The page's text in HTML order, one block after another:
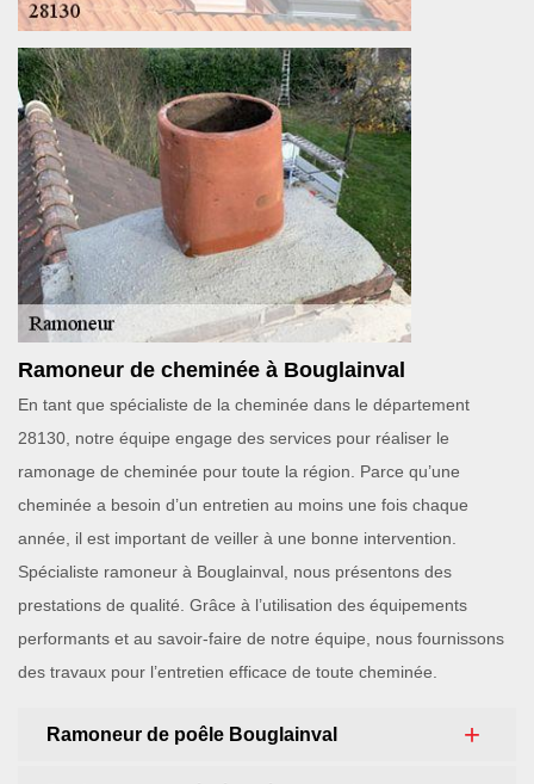
Ramoneur de cheminée à Bouglainval
En tant que spécialiste de la cheminée dans le département
28130, notre équipe engage des services pour réaliser le
ramonage de cheminée pour toute la région. Parce qu’une
cheminée a besoin d’un entretien au moins une fois chaque
année, il est important de veiller à une bonne intervention.
Spécialiste ramoneur à Bouglainval, nous présentons des
prestations de qualité. Grâce à l’utilisation des équipements
performants et au savoir-faire de notre équipe, nous fournissons
des travaux pour l’entretien efficace de toute cheminée.
Ramoneur de poêle Bouglainval